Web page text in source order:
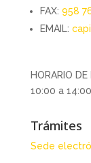
FAX: 958
EMAIL:
HORARIO
10:00 a
Trámites
Sede